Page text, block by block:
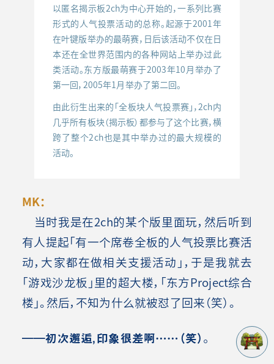
以匿名揭示板2ch为中心开始的，一系列比赛
形式的人气投票活动的总称。起源于2001年
在叶键版举办的最萌赛，日后该活动不仅在日
本还在全世界范围内的各种网站上举办过此
类活动。东方版最萌赛于2003年10月举办了
第一回，2005年1月举办了第二回。
由此衍生出来的「全板块人气投票赛」，2ch内
几乎所有板块（揭示板）都参与了这个比赛，横
跨了整个2ch也是其中举办过的最大规模的
活动。
MK：
当时我是在2ch的某个版里面玩，然后听到
有人提起「有一个席卷全板的人气投票比赛活
动，大家都在做相关支援活动」，于是我就去
「游戏沙龙板」里的超大楼，「东方Project综合
楼」。然后，不知为什么就被怼了回来（笑）。
――初次邂逅，印象很差啊……（笑）。